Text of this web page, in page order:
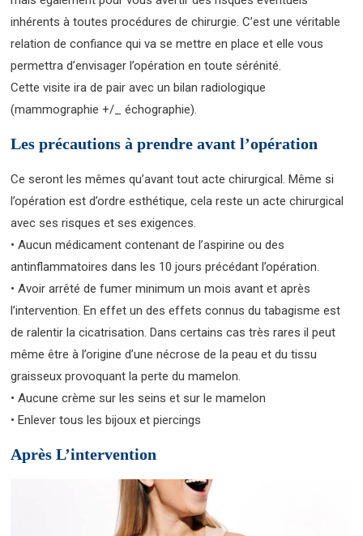
inhérents à toutes procédures de chirurgie. C’est une véritable
relation de confiance qui va se mettre en place et elle vous
permettra d’envisager l’opération en toute sérénité.
Cette visite ira de pair avec un bilan radiologique
(mammographie +/_ échographie).
Les précautions à prendre avant l’opération
Ce seront les mêmes qu’avant tout acte chirurgical. Même si
l’opération est d’ordre esthétique, cela reste un acte chirurgical
avec ses risques et ses exigences.
• Aucun médicament contenant de l’aspirine ou des
antinflammatoires dans les 10 jours précédant l’opération.
• Avoir arrêté de fumer minimum un mois avant et après
l’intervention. En effet un des effets connus du tabagisme est
de ralentir la cicatrisation. Dans certains cas très rares il peut
même être à l’origine d’une nécrose de la peau et du tissu
graisseux provoquant la perte du mamelon.
• Aucune crème sur les seins et sur le mamelon
• Enlever tous les bijoux et piercings
Après L’intervention